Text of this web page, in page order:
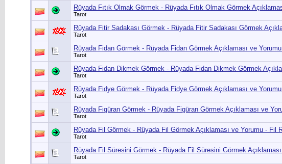
Rüyada Fıtık Olmak Görmek - Rüyada Fıtık Olmak Görmek
Tarot
Rüyada Fitir Sadakası Görmek - Rüyada Fitir Sadakası Görmek
Tarot
Rüyada Fidan Görmek - Rüyada Fidan Görmek Açıklaması ve
Tarot
Rüyada Fidan Dikmek Görmek - Rüyada Fidan Dikmek Görmek
Tarot
Rüyada Fidye Görmek - Rüyada Fidye Görmek Açıklaması ve
Tarot
Rüyada Figüran Görmek - Rüyada Figüran Görmek Açıklaması ve
Tarot
Rüyada Fil Görmek - Rüyada Fil Görmek Açıklaması ve Yorumu - Fil
Tarot
Rüyada Fil Süresini Görmek - Rüyada Fil Süresini Görmek
Tarot